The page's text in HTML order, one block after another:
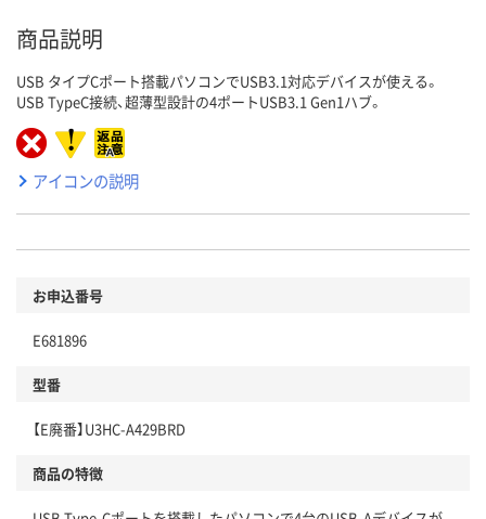
商品説明
USB タイプCポート搭載パソコンでUSB3.1対応デバイスが使える。
USB TypeC接続、超薄型設計の4ポートUSB3.1 Gen1ハブ。
アイコンの説明
お申込番号
E681896
型番
【E廃番】U3HC-A429BRD
商品の特徴